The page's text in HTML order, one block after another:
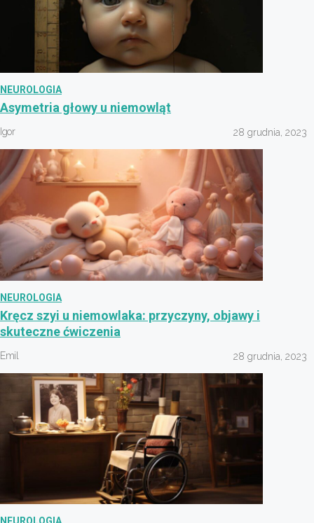
NEUROLOGIA
Asymetria głowy u niemowląt
Igor 28 grudnia, 2023
NEUROLOGIA
Kręcz szyi u niemowlaka: przyczyny, objawy i
skuteczne ćwiczenia
Emil 28 grudnia, 2023